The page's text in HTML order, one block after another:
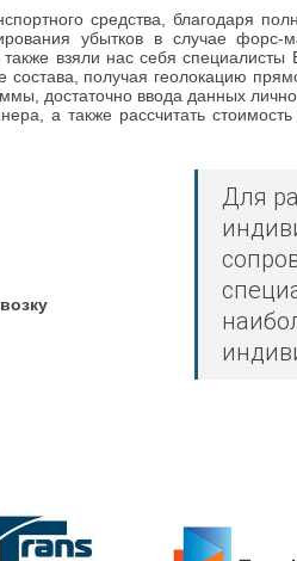
средства, благодаря
убытков в случае
взяли нас себя специалисты
состава, получая геолокацию
достаточно ввода данных
а также рассчитать
Для